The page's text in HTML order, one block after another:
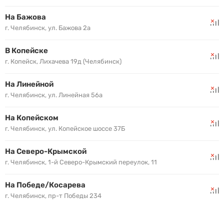
На Бажова
г. Челябинск, ул. Бажова 2а
В Копейске
г. Копейск, Лихачева 19д (Челябинск)
На Линейной
г. Челябинск, ул. Линейная 56а
На Копейском
г. Челябинск, ул. Копейское шоссе 37Б
На Северо-Крымской
г. Челябинск, 1-й Северо-Крымский переулок, 11
На Победе/Косарева
г. Челябинск, пр-т Победы 234